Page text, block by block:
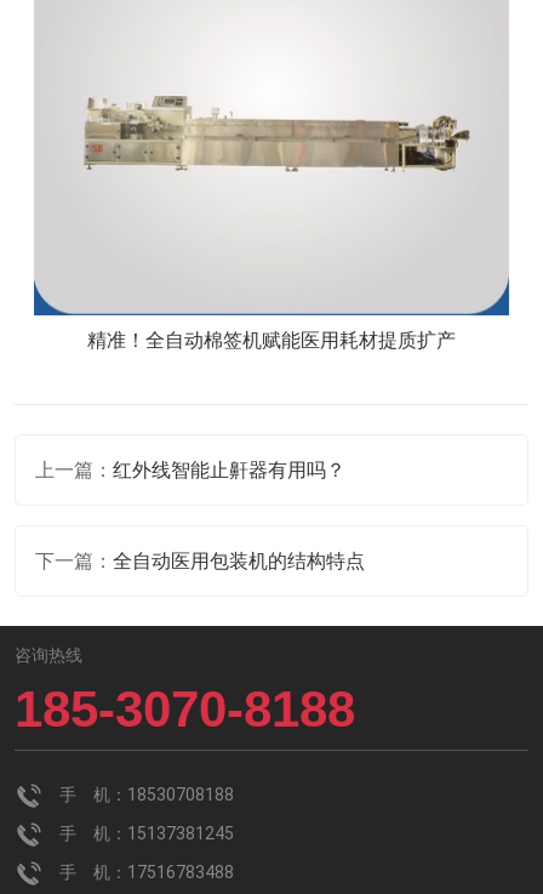
精准！全自动棉签机赋能医用耗材提质扩产
上一篇： 红外线智能止鼾器有用吗？
下一篇： 全自动医用包装机的结构特点
咨询热线
185-3070-8188
手 机：18530708188
手 机：15137381245
手 机：17516783488